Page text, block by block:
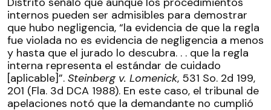
internos pueden ser admisibles para demostrar
que hubo negligencia, “la evidencia de que la regla
fue violada no es evidencia de negligencia a menos
y hasta que el jurado lo descubra. . . que la regla
interna representa el estándar de cuidado
[aplicable]”. Steinberg v. Lomenick, 531 So. 2d 199,
201 (Fla. 3d DCA 1988). En este caso, el tribunal de
apelaciones notó que la demandante no cumplió